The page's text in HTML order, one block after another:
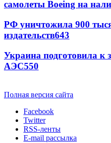
самолеты Boeing на
РФ уничтожила 900
издательств643
Украина подготовила к
АЭС550
Полная версия сайта
Facebook
Twitter
RSS-ленты
E-mail рассылка